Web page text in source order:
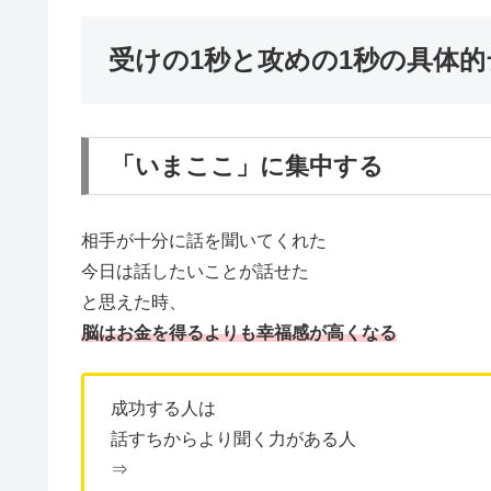
受けの1秒と攻めの1秒の具体
「いまここ」に集中する
相手が十分に話を聞いてくれた
今日は話したいことが話せた
と思えた時、
脳はお金を得るよりも幸福感が高くなる
成功する人は
話すちからより聞く力がある人
⇒